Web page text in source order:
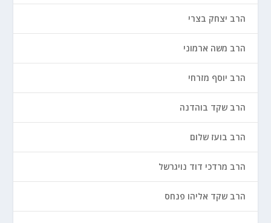
הרב יצחק בצרי
הרב משה ארמוני
הרב יוסף מזרחי
הרב שקד בוהדנה
הרב בועז שלום
הרב מרדכי דוד נויגרשל
הרב שקד אליהו פנחס